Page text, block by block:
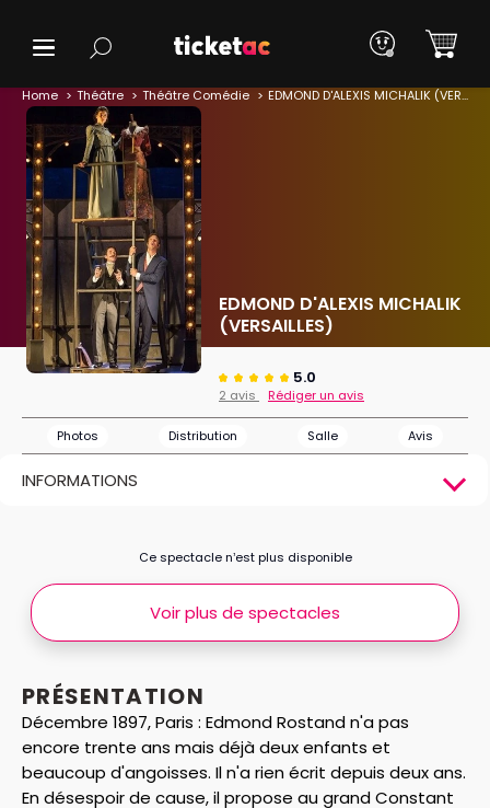
Home Théâtre Théâtre Comédie EDMOND D'ALEXIS MICHALIK (VERSAILLES)
EDMOND D'ALEXIS MICHALIK
(VERSAILLES)
5.0
2 avis Rédiger un avis
Photos Distribution Salle Avis
INFORMATIONS
PRÉSENTATION
Décembre 1897, Paris : Edmond Rostand n'a pas
encore trente ans mais déjà deux enfants et
beaucoup d'angoisses. Il n'a rien écrit depuis deux ans.
En désespoir de cause, il propose au grand Constant
Ce spectacle n’est plus disponible
Voir plus de spectacles